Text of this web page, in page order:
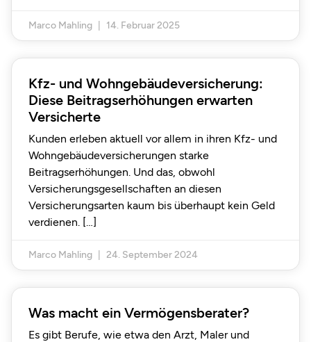
Marco Mahling 14. Februar 2025
Kfz- und Wohngebäudeversicherung:
Diese Beitragserhöhungen erwarten
Versicherte
Kunden erleben aktuell vor allem in ihren Kfz- und
Wohngebäudeversicherungen starke
Beitragserhöhungen. Und das, obwohl
Versicherungsgesellschaften an diesen
Versicherungsarten kaum bis überhaupt kein Geld
verdienen.
Marco Mahling 24. September 2024
Was macht ein Vermögensberater?
Es gibt Berufe, wie etwa den Arzt, Maler und